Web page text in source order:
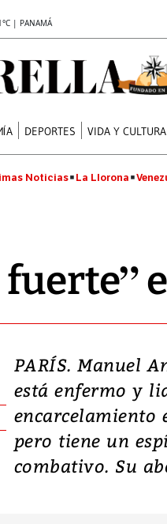
| PANAMÁ
DEPORTES VIDA Y CULTURA
Noticias La Llorona
PARÍS. Manuel
está enfermo y
encarcelamiento
pero tiene un
combativo. Su
Video:
en
tierras